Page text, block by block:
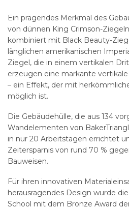
Ein prägendes Merkmal des
von dünnen King Crimson-
kombiniert mit Black Beauty-
länglichen amerikanischen
Ziegel, die in einem vertikalen
erzeugen eine markante
– ein Effekt, der mit
möglich ist.
Die Gebäudehülle, die aus 134
Wandelementen von
in nur 20 Arbeitstagen errichtet
Zeitersparnis von rund 70 %
Bauweisen.
Für ihren innovativen
herausragendes Design wurde
School mit dem Bronze Award